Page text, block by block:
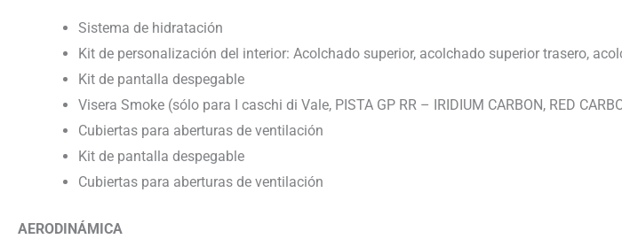
Sistema de hidratación
Kit de personalización del interior: Acolchado superior, acolchado superior trasero,
Kit de pantalla despegable
Visera Smoke (sólo para I caschi di Vale, PISTA GP RR – IRIDIUM CARBON, RED
Cubiertas para aberturas de ventilación
Kit de pantalla despegable
Cubiertas para aberturas de ventilación
AERODINÁMICA